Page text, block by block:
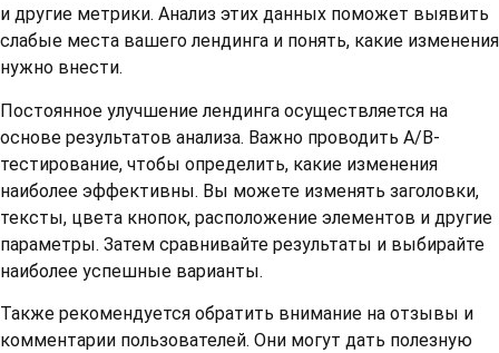
и другие метрики. Анализ этих данных поможет выявить
слабые места вашего лендинга и понять, какие изменения
нужно внести.
Постоянное улучшение лендинга осуществляется на
основе результатов анализа. Важно проводить A/B-
тестирование, чтобы определить, какие изменения
наиболее эффективны. Вы можете изменять заголовки,
тексты, цвета кнопок, расположение элементов и другие
параметры. Затем сравнивайте результаты и выбирайте
наиболее успешные варианты.
Также рекомендуется обратить внимание на отзывы и
комментарии пользователей. Они могут дать полезную